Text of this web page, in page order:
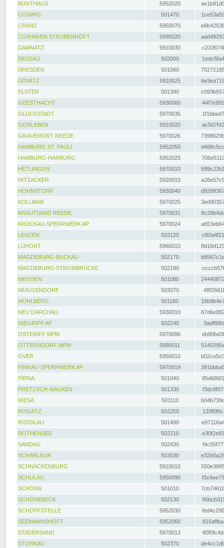
BUNTHAUS
5952020
COSWIG
501470
CRANZ
5950070
CUXHAVEN STEUBENHÖFT
5990020
DAMNATZ
5910030
DESSAU
502000
DRESDEN
501060
DÖMITZ
5910025
ELSTER
501390
GEESTHACHT
5930060
GLÜCKSTADT
5970035
GORLEBEN
5910020
GRAUERORT REEDE
5970026
HAMBURG ST. PAULI
5952050
HAMBURG-HARBURG
5952025
HETLINGEN
5970010
HITZACKER
5920010
HOHNSTORF
5930040
KOLLMAR
5970025
KRAUTSAND REEDE
5970031
KRÜCKAU-SPERRWERK AP
5970024
LENZEN
503120
LÜHORT
5960010
MAGDEBURG-BUCKAU
502170
MAGDEBURG-STROMBRÜCKE
502180
MEISSEN
501080
MÜGGENDORF
503070
MÜHLBERG
501160
NEU DARCHAU
5930010
NIEGRIPP AP
502240
OSTERIFF MPM
5970096
OTTERNDORF MPM
5990011
OVER
5950010
PINNAU-SPERRWERK AP
5970019
PIRNA
501040
PRETZSCH-MAUKEN
501330
RIESA
501110
ROGÄTZ
502250
ROSSLAU
501490
ROTHENSEE
502210
SANDAU
502430
SCHARLEUK
503030
SCHNACKENBURG
5910010
SCHULAU
5950090
SCHÖNA
501010
SCHÖNEBECK
502130
SCHÖPFSTELLE
5952030
SEEMANNSHÖFT
5952060
STADERSAND
5970013
STORKAU
502370